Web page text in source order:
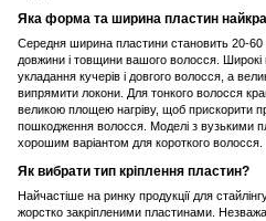
Яка форма та ширина пластин
Середня ширина пластини становить 20-
довжини і товщини вашого волосся. Широкі
укладання кучерів і довгого волосся, а
випрямити локони. Для тонкого волосся
великою площею нагріву, щоб прискорити
пошкодження волосся. Моделі з вузькими
хорошим варіантом для короткого волосся.
Як вибрати тип кріплення пластин?
Найчастіше на ринку продукції для
жорстко закріпленими пластинами.